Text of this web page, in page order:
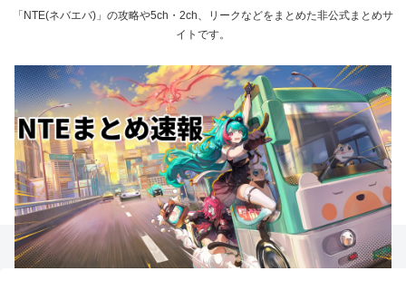
「NTE(ネバエバ)」の攻略や5ch・2ch、リークなどをまとめた非公式まとめサ
イトです。